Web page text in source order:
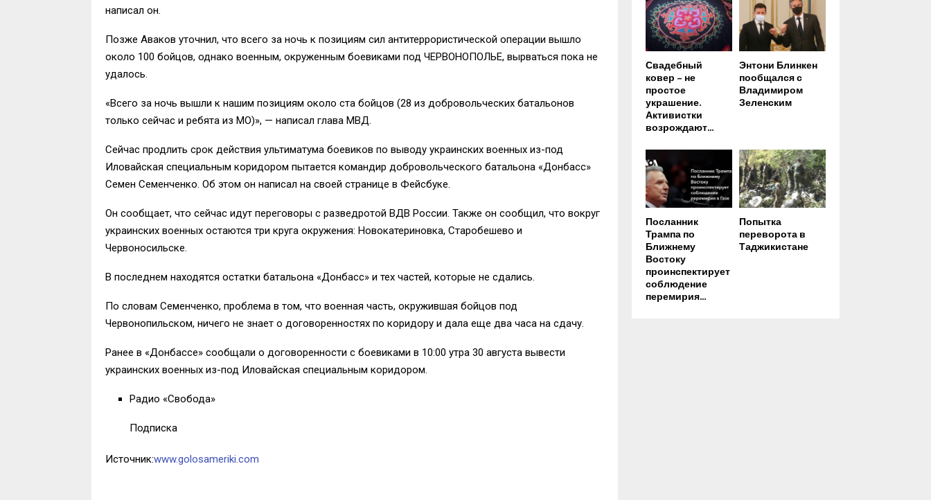
написал он.
Позже Аваков уточнил, что всего за ночь к позициям сил антитеррористической операции вышло
около 100 бойцов, однако военным, окруженным боевиками под ЧЕРВОНОПОЛЬЕ, вырваться пока не
удалось.
«Всего за ночь вышли к нашим позициям около ста бойцов (28 из добровольческих батальонов
только сейчас и ребята из МО)», — написал глава МВД.
Сейчас продлить срок действия ультиматума боевиков по выводу украинских военных из-под
Иловайская специальным коридором пытается командир добровольческого батальона «Донбасс»
Семен Семенченко. Об этом он написал на своей странице в Фейсбуке.
Он сообщает, что сейчас идут переговоры с разведротой ВДВ России. Также он сообщил, что вокруг
украинских военных остаются три круга окружения: Новокатериновка, Старобешево и
Червоносильске.
В последнем находятся остатки батальона «Донбасс» и тех частей, которые не сдались.
По словам Семенченко, проблема в том, что военная часть, окружившая бойцов под
Червонопильском, ничего не знает о договоренностях по коридору и дала еще два часа на сдачу.
Ранее в «Донбассе» сообщали о договоренности с боевиками в 10:00 утра 30 августа вывести
украинских военных из-под Иловайская специальным коридором.
Радио «Свобода»
Подписка
Источник:www.golosameriki.com
Свадебный
ковер – не
простое
украшение.
Активистки
возрождают...
Энтони Блинкен
пообщался с
Владимиром
Зеленским
Посланник
Трампа по
Ближнему
Востоку
проинспектирует
соблюдение
перемирия...
Попытка
переворота в
Таджикистане